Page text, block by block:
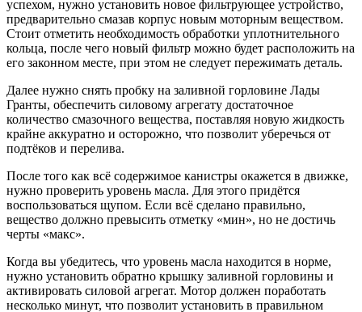
успехом, нужно установить новое фильтрующее устройство,
предварительно смазав корпус новым моторным веществом.
Стоит отметить необходимость обработки уплотнительного
кольца, после чего новый фильтр можно будет расположить на
его законном месте, при этом не следует пережимать деталь.
Далее нужно снять пробку на заливной горловине Лады
Гранты, обеспечить силовому агрегату достаточное
количество смазочного вещества, поставляя новую жидкость
крайне аккуратно и осторожно, что позволит уберечься от
подтёков и перелива.
После того как всё содержимое канистры окажется в движке,
нужно проверить уровень масла. Для этого придётся
воспользоваться щупом. Если всё сделано правильно,
вещество должно превысить отметку «мин», но не достичь
черты «макс».
Когда вы убедитесь, что уровень масла находится в норме,
нужно установить обратно крышку заливной горловины и
активировать силовой агрегат. Мотор должен поработать
несколько минут, что позволит установить в правильном